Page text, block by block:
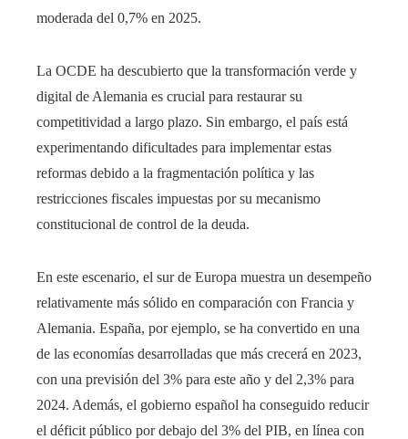
moderada del 0,7% en 2025.
La OCDE ha descubierto que la transformación verde y
digital de Alemania es crucial para restaurar su
competitividad a largo plazo. Sin embargo, el país está
experimentando dificultades para implementar estas
reformas debido a la fragmentación política y las
restricciones fiscales impuestas por su mecanismo
constitucional de control de la deuda.
En este escenario, el sur de Europa muestra un desempeño
relativamente más sólido en comparación con Francia y
Alemania. España, por ejemplo, se ha convertido en una
de las economías desarrolladas que más crecerá en 2023,
con una previsión del 3% para este año y del 2,3% para
2024. Además, el gobierno español ha conseguido reducir
el déficit público por debajo del 3% del PIB, en línea con